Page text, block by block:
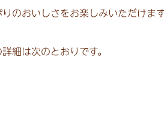
りのおいしさをお楽しみいただけます
細は次のとおりです。